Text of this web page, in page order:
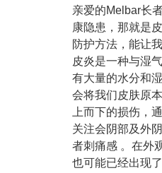
亲爱的Melbar长
康隐患，那就是
防护方法，能让
皮炎是一种与湿
有大量的水分和
会将我们皮肤原
上而下的损伤，
关注会阴部及外
者刺痛感 。在外
也可能已经出现